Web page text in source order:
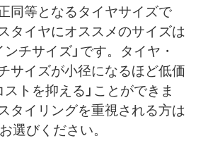
同等となるタイヤサイズで
タイヤにオススメのサイズは
ンチサイズ」です。タイヤ・
サイズが小径になるほど低価
ストを抑える」ことができま
タイリングを重視される方は
選びください。